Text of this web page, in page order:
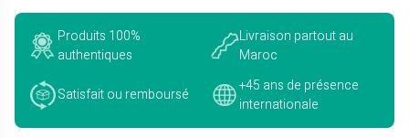
Produits 100%
authentiques
Livraison partout au
Maroc
Satisfait ou remboursé
+45 ans de présence
internationale